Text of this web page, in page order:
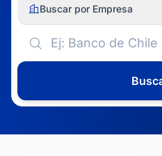
Buscar por Empresa